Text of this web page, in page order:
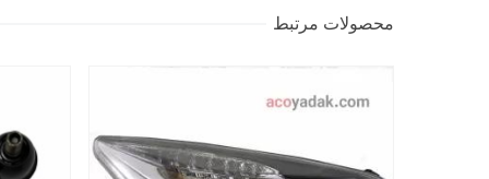
محصولات مرتبط